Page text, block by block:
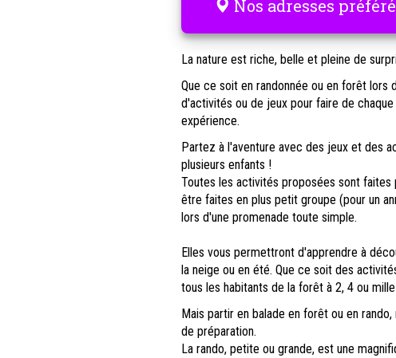
Nos adresses
La nature est riche, belle et pleine de
Que ce soit en randonnée ou en forêt lors
d'activités ou de jeux pour faire de
expérience.
Partez à l'aventure avec des jeux et des
plusieurs enfants !
Toutes les activités proposées sont faites
être faites en plus petit groupe (pour un
lors d'une promenade toute simple.
Elles vous permettront d'apprendre à
la neige ou en été. Que ce soit des
tous les habitants de la forêt à 2, 4 ou
Mais partir en balade en forêt ou en
de préparation.
La rando, petite ou grande, est une